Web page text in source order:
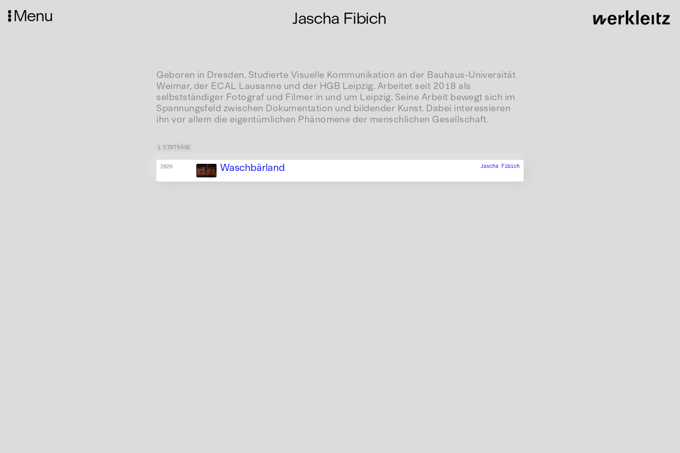
Menu Jascha Fibich
Geboren in Dresden. Studierte Visuelle Kommunikation an der Bauhaus-Universität
Weimar, der ECAL Lausanne und der HGB Leipzig. Arbeitet seit 2018 als
selbstständiger Fotograf und Filmer in und um Leipzig. Seine Arbeit bewegt sich im
Spannungsfeld zwischen Dokumentation und bildender Kunst. Dabei interessieren
ihn vor allem die eigentümlichen Phänomene der menschlichen Gesellschaft.
1 EINTRÄGE
2026 Waschbärland Jascha Fibich